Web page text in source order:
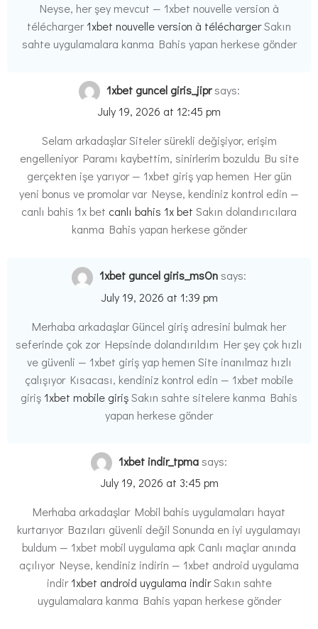
Neyse, her şey mevcut — 1xbet nouvelle version à
télécharger1xbet nouvelle version à téléchargerSakın
sahte uygulamalara kanma Bahis yapan herkese gönder
1xbet guncel giris_jipr says:
July 19, 2026 at 12:45 pm
Selam arkadaşlar Siteler sürekli değişiyor, erişim
engelleniyor Paramı kaybettim, sinirlerim bozuldu Bu site
gerçekten işe yarıyor — 1xbet giriş yap hemen Her gün
yeni bonus ve promolar var Neyse, kendiniz kontrol edin —
canlı bahis 1x bet canlı bahis 1x bet Sakın dolandırıcılara
kanma Bahis yapan herkese gönder
1xbet guncel giris_msOnsays:
July 19, 2026 at 1:39 pm
Merhaba arkadaşlar Güncel giriş adresini bulmak her
seferinde çok zor Hepsinde dolandırıldım Her şey çok hızlı
ve güvenli — 1xbet giriş yap hemen Site inanılmaz hızlı
çalışıyor Kısacası, kendiniz kontrol edin — 1xbet mobile
giriş 1xbet mobile girişSakın sahte sitelere kanma Bahis
yapan herkese gönder
1xbet indir_tpmasays:
July 19, 2026 at 3:45 pm
Merhaba arkadaşlar Mobil bahis uygulamaları hayat
kurtarıyor Bazıları güvenli değil Sonunda en iyi uygulamayı
buldum — 1xbet mobil uygulama apk Canlı maçlar anında
açılıyor Neyse, kendiniz indirin — 1xbet android uygulama
indir1xbet android uygulama indirSakın sahte
uygulamalara kanma Bahis yapan herkese gönder